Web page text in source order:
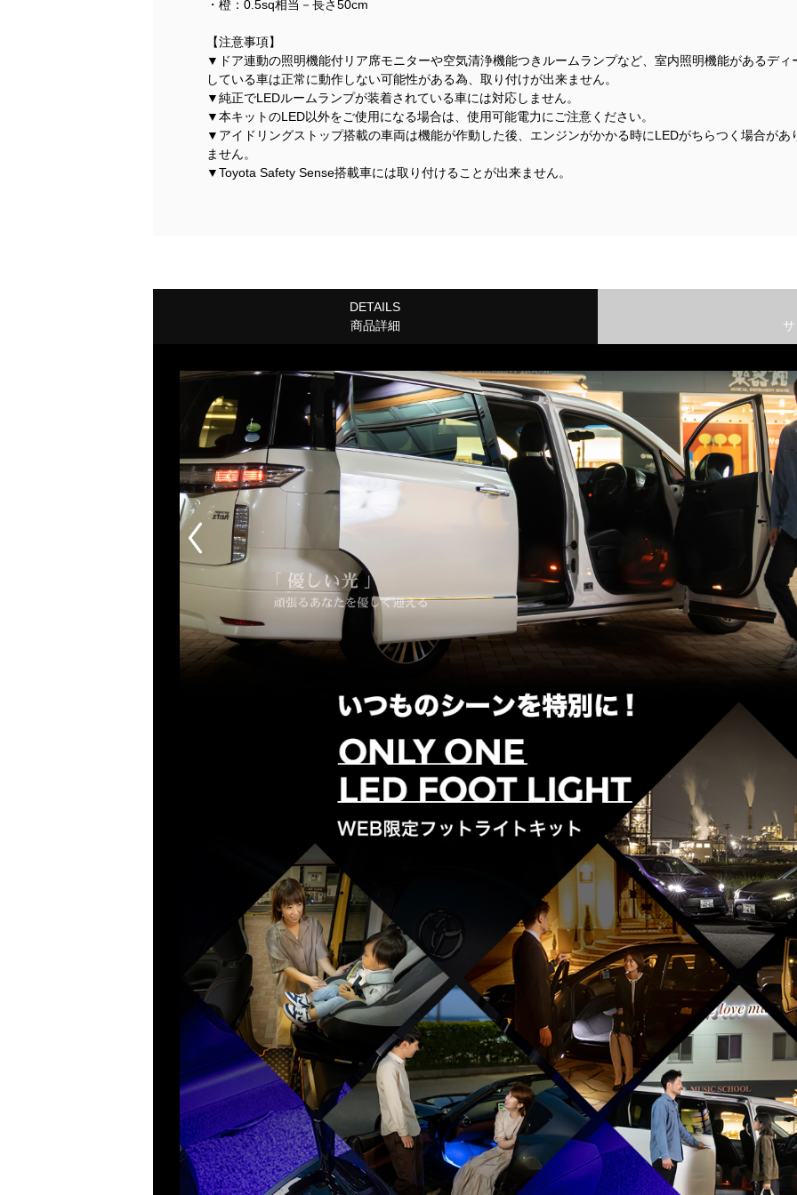
・橙：0.5sq相当－長さ50cm
【注意事項】
▼ドア連動の照明機能付リア席モニターや空気清浄機能つきルームランプなど、室内照明機能があるデ
している車は正常に動作しない可能性がある為、取り付けが出来ません。
▼純正でLEDルームランプが装着されている車には対応しません。
▼本キットのLED以外をご使用になる場合は、使用可能電力にご注意ください。
▼アイドリングストップ搭載の車両は機能が作動した後、エンジンがかかる時にLEDがちらつく場合があ
ません。
▼Toyota Safety Sense搭載車には取り付けることが出来ません。
DETAILS
商品詳細